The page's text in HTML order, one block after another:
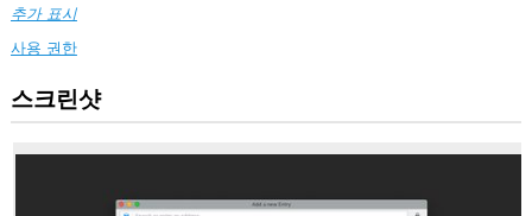
추가 표시
사용 권한
This
extension
create
스크린샷